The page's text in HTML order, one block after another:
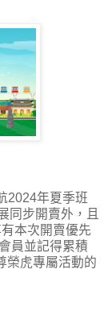
2024年夏季班
同步開賣外，且
本次開賣優先
員並記得累積
榮虎專屬活動的